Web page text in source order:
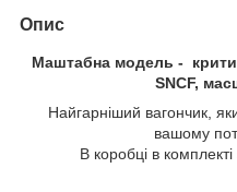
Опис
Маштабна модель -
SNCF,
Найгарніший вагончик,
вашому
В коробцi в